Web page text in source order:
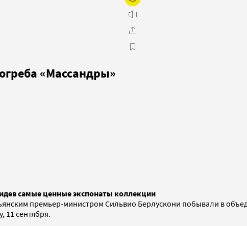
«Массандры»
самые ценные экспонаты коллекции
премьер-министром Сильвио Берлускони побывали в
11 сентября.